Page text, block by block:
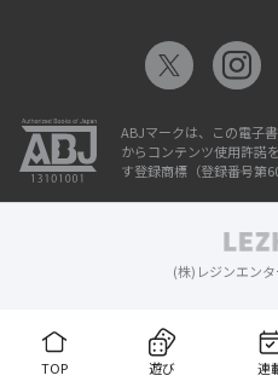
TOP 遊び 連
ABJマークは、この電子
からコンテンツ使用許諾
す登録商標（登録番号第
(株)レジンエン